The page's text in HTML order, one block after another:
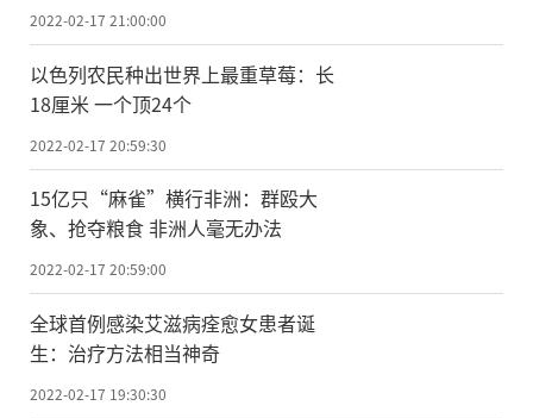
2022-02-17 21:00:00
以色列农民种出世界上最重草莓：长
18厘米 一个顶24个
2022-02-17 20:59:30
15亿只“麻雀”横行非洲：群殴大
象、抢夺粮食 非洲人毫无办法
2022-02-17 20:59:00
全球首例感染艾滋病痊愈女患者诞
生：治疗方法相当神奇
2022-02-17 19:30:30